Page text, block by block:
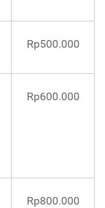
Rp500.000
Rp600.000
Rp800.000